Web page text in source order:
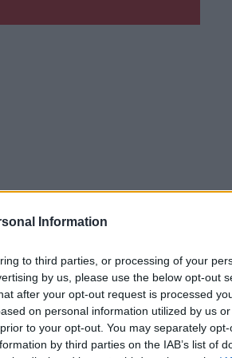
Information
to third parties, or processing of your
by us, please use the below opt-out
after your opt-out request is processed
on personal information utilized by us
to your opt-out. You may separately
by third parties on the IAB’s list of
ka kriminālprocess tika sākts
kura rezultātā